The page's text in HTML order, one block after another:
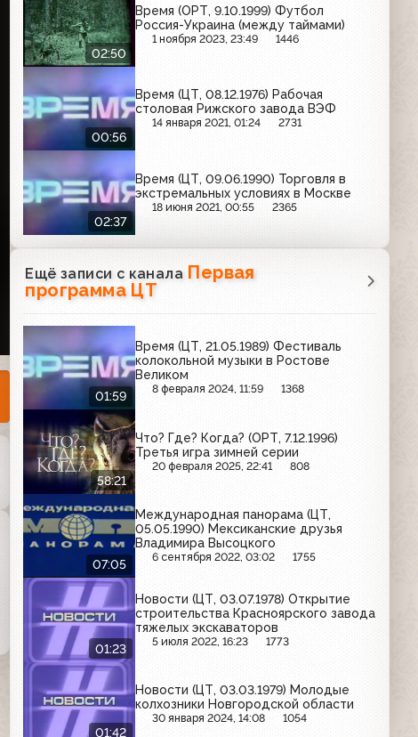
02:50
Время (ОРТ, 9.10.1999) Футбол
Россия-Украина (между таймами)
1 ноября 2023, 23:49 1446
00:56
Время (ЦТ, 08.12.1976) Рабочая
столовая Рижского завода ВЭФ
14 января 2021, 01:24 2731
02:37
Время (ЦТ, 09.06.1990) Торговля в
экстремальных условиях в Москве
18 июня 2021, 00:55 2365
Ещё записи с канала Первая
программа ЦТ
01:59
Время (ЦТ, 21.05.1989) Фестиваль
колокольной музыки в Ростове
Великом
8 февраля 2024, 11:59 1368
58:21
Что? Где? Когда? (ОРТ, 7.12.1996)
Третья игра зимней серии
20 февраля 2025, 22:41 808
07:05
Международная панорама (ЦТ,
05.05.1990) Мексиканские друзья
Владимира Высоцкого
6 сентября 2022, 03:02 1755
01:23
Новости (ЦТ, 03.07.1978) Открытие
строительства Красноярского завода
тяжелых экскаваторов
5 июля 2022, 16:23 1773
01:42
Новости (ЦТ, 03.03.1979) Молодые
колхозники Новгородской области
30 января 2024, 14:08 1054